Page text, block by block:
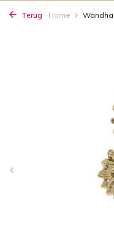
Terug Home